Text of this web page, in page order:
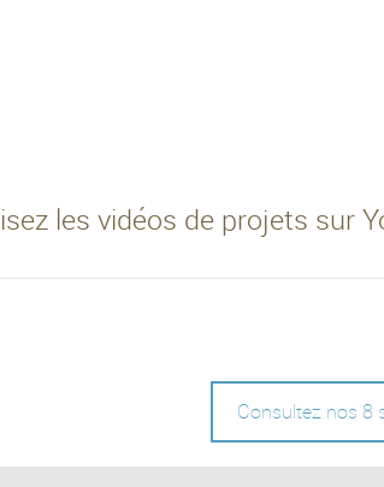
les vidéos de projets sur
Consultez nos 8